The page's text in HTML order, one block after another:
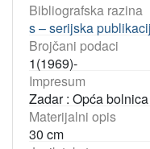
Bibliografska razina
s – serijska
Brojčani podaci
1(1969)-
Impresum
Zadar : Opća
Materijalni opis
30 cm